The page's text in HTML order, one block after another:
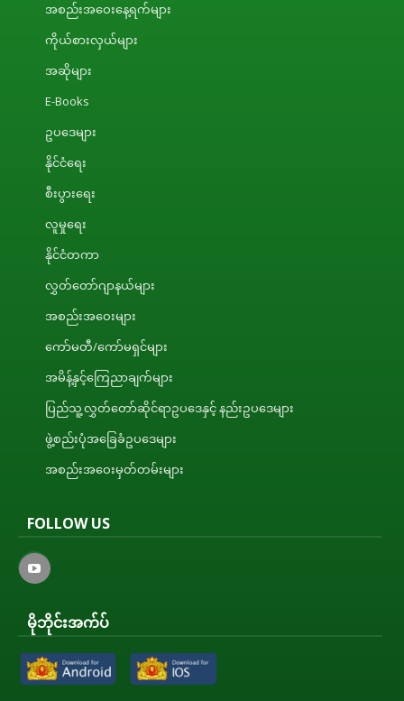
အစည်းအဝေးနေ့ရက်များ
ကိုယ်စားလှယ်များ
အဆိုများ
E-Books
ဥပဒေများ
နိုင်ငံရေး
စီးပွားရေး
လူမှုရေး
နိုင်ငံတကာ
လွှတ်တော်ဂျာနယ်များ
အစည်းအဝေးများ
ကော်မတီ/ကော်မရှင်များ
အမိန့်နှင့်ကြေညာချက်များ
ပြည်သူ့လွှတ်တော်ဆိုင်ရာဥပဒေနှင့် နည်းဥပဒေများ
ဖွဲ့စည်းပုံအခြေခံဥပဒေများ
အစည်းအဝေးမှတ်တမ်းများ
FOLLOW US
မိုဘိုင်းအက်ပ်